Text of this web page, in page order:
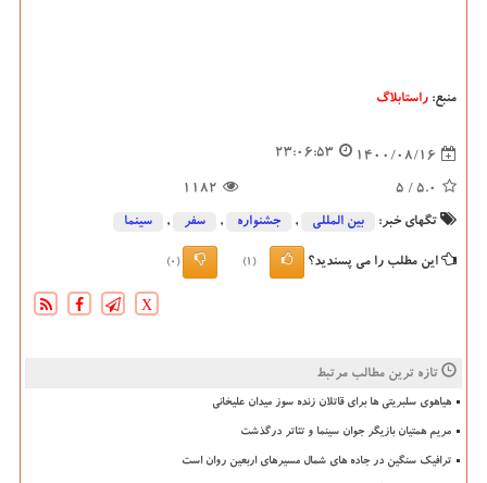
منبع: راستابلاگ
1400/08/16
23:06:53
5.0
/ 5
1182
تگهای خبر: بین المللی , جشنواره , سفر , سینما
این مطلب را می پسندید؟ (1)
(0)
X
تازه ترین مطالب مرتبط
هیاهوی سلبریتی ها برای قاتلان زنده سوز میدان علیخانی
مریم همتیان بازیگر جوان سینما و تئاتر درگذشت
ترافیک سنگین در جاده های شمال مسیرهای اربعین روان است